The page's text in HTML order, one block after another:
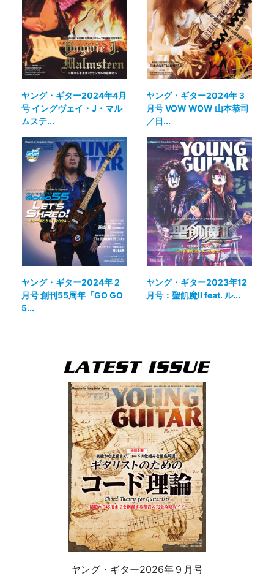
ヤング・ギター2024年4月
号 イングヴェイ・J・マル
ムステ...
ヤング・ギター2024年３
月号 VOW WOW 山本恭司
／日...
ヤング・ギター2024年２
月号 創刊55周年『GO GO
5...
ヤング・ギター2023年12
月号：聖飢魔II feat. ル...
ヤング・ギター2026年９月号